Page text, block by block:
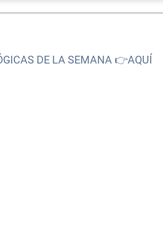
DE LA SEMANA 👉AQUÍ